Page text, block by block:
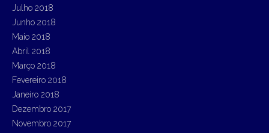
Julho 2018
Junho 2018
Maio 2018
Abril 2018
Março 2018
Fevereiro 2018
Janeiro 2018
Dezembro 2017
Novembro 2017